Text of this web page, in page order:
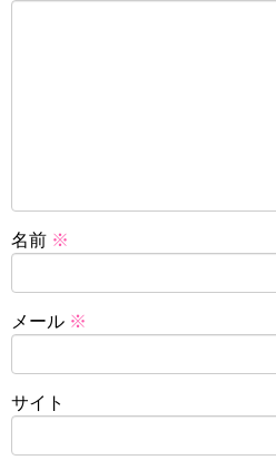
名前 ※
メール ※
サイト